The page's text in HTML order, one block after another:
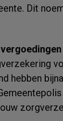
Dit
hebben